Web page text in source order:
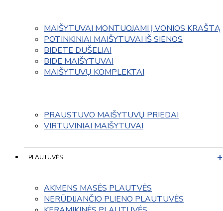
MAIŠYTUVAI MONTUOJAMI Į VONIOS KRAŠTĄ
POTINKINIAI MAIŠYTUVAI IŠ SIENOS
BIDETE DUŠELIAI
BIDE MAIŠYTUVAI
MAIŠYTUVŲ KOMPLEKTAI
PRAUSTUVO MAIŠYTUVŲ PRIEDAI
VIRTUVINIAI MAIŠYTUVAI
PLAUTUVĖS
AKMENS MASĖS PLAUTVĖS
NERŪDIJANČIO PLIENO PLAUTUVĖS